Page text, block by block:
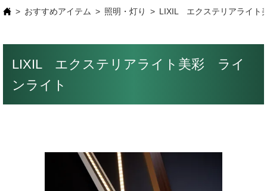
おすすめアイテム 照明・灯り LIXIL エクステリアライト
LIXIL エクステリアライト美彩 ライ
ンライト